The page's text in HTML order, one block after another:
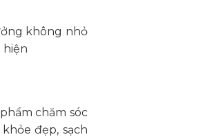
không nhỏ
hiện
chăm sóc
đẹp, sạch